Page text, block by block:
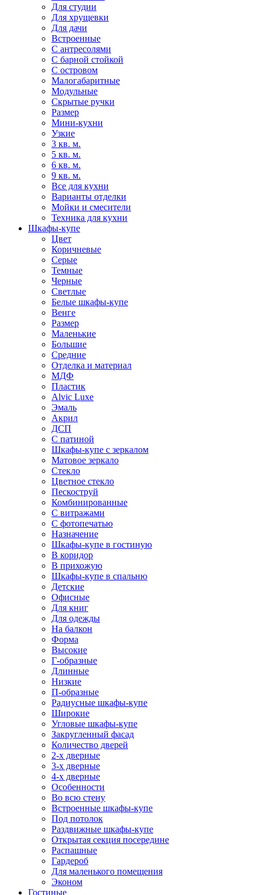
Для студии
Для хрущевки
Для дачи
Встроенные
С антресолями
С барной стойкой
С островом
Малогабаритные
Модульные
Скрытые ручки
Размер
Мини-кухни
Узкие
3 кв. м.
5 кв. м.
6 кв. м.
9 кв. м.
Все для кухни
Варианты отделки
Мойки и смесители
Техника для кухни
Шкафы-купе
Цвет
Коричневые
Серые
Темные
Черные
Светлые
Белые шкафы-купе
Венге
Размер
Маленькие
Большие
Средние
Отделка и материал
МДФ
Пластик
Alvic Luxe
Эмаль
Акрил
ДСП
С патиной
Шкафы-купе с зеркалом
Матовое зеркало
Стекло
Цветное стекло
Пескоструй
Комбинированные
С витражами
С фотопечатью
Назначение
Шкафы-купе в гостиную
В коридор
В прихожую
Шкафы-купе в спальню
Детские
Офисные
Для книг
Для одежды
На балкон
Форма
Высокие
Г-образные
Длинные
Низкие
П-образные
Радиусные шкафы-купе
Широкие
Угловые шкафы-купе
Закругленный фасад
Количество дверей
2-х дверные
3-х дверные
4-х дверные
Особенности
Во всю стену
Встроенные шкафы-купе
Под потолок
Раздвижные шкафы-купе
Открытая секция посередине
Распашные
Гардероб
Для маленького помещения
Эконом
Гостиные